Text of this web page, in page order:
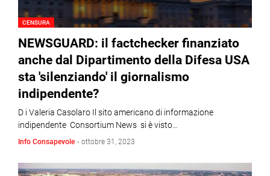
CENSURA
NEWSGUARD: il factchecker finanziato
anche dal Dipartimento della Difesa USA
sta 'silenziando' il giornalismo
indipendente?
D i Valeria Casolaro Il sito americano di informazione
indipendente Consortium News si è visto…
Info Consapevole - ottobre 31, 2023